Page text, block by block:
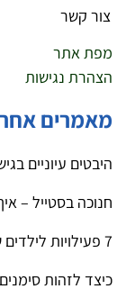
צור קשר
מפת אתר
הצהרת נגישות
מאמרים
היבטים עיוניים
חנוכה בסטייל –
7 פעילויות לילדים שיעודדו חשיבה יצירתית מחוץ לקופסא
כיצד לזהות